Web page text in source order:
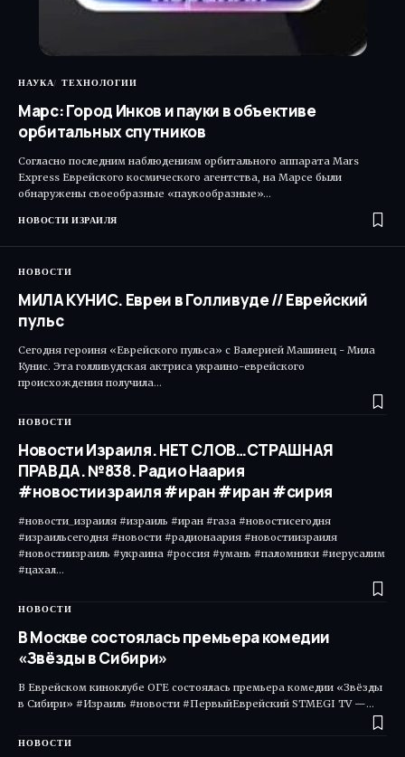
НАУКА ТЕХНОЛОГИИ
Марс: Город Инков и пауки в объективе
орбитальных спутников
Согласно последним наблюдениям орбитального аппарата Mars
Express Еврейского космического агентства, на Марсе были
обнаружены своеобразные «паукообразные»…
НОВОСТИ ИЗРАИЛЯ
НОВОСТИ
МИЛА КУНИС. Евреи в Голливуде // Еврейский
пульс
Сегодня героиня «Еврейского пульса» с Валерией Машинец - Мила
Кунис. Эта голливудская актриса украино-еврейского
происхождения получила…
НОВОСТИ
Новости Израиля. НЕТ СЛОВ…СТРАШНАЯ
ПРАВДА. №838. Радио Наария
#новостиизраиля #иран #иран #сирия
#новости_израиля #израиль #иран #газа #новостисегодня
#израильсегодня #новости #радионаария #новостиизраиля
#новостиизраиль #украина #россия #умань #паломники #иерусалим
#цахал…
НОВОСТИ
В Москве состоялась премьера комедии
«Звёзды в Сибири»
В Еврейском киноклубе ОГЕ состоялась премьера комедии «Звёзды
в Сибири» #Израиль #новости #ПервыйЕврейский STMEGI TV —…
НОВОСТИ